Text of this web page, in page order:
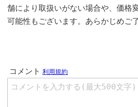
舗により取扱いがない場合や、価格
可能性もございます。あらかじめご